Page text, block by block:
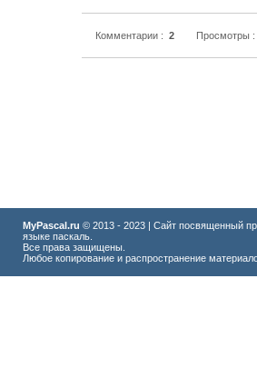
Комментарии : 2 Просмотры :
MyPascal.ru © 2013 - 2023 | Сайт посвященный
языке паскаль.
Все права защищены.
Любое копирование и распространение